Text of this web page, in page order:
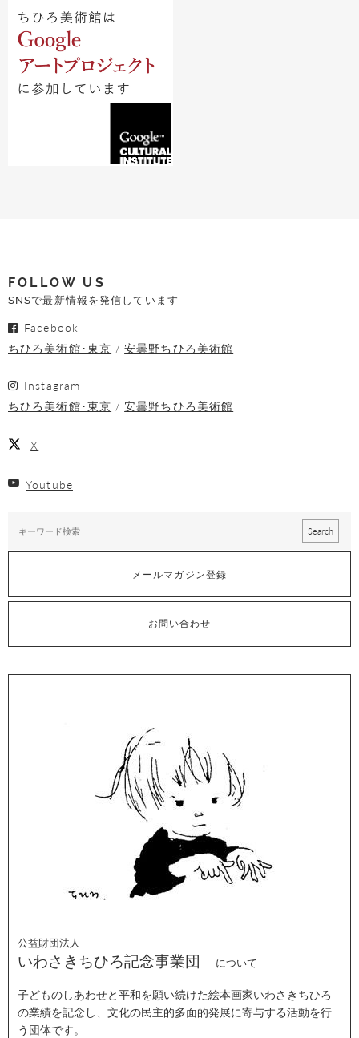
FOLLOW US
SNSで最新情報を発信しています
Facebook
ちひろ美術館･東京
安曇野ちひろ美術館
Instagram
ちひろ美術館･東京
安曇野ちひろ美術館
X
Youtube
メールマガジン登録
お問い合わせ
公益財団法人
いわさきちひろ記念事業団 について
子どものしあわせと平和を願い続けた絵本画家いわさきちひろ
の業績を記念し、文化の民主的多面的発展に寄与する活動を行
う団体です。